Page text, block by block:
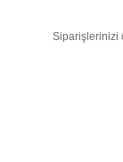
Siparişlerinizi